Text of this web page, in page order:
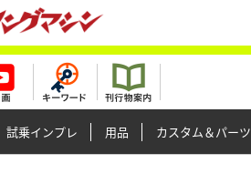
試乗インプレ 用品 カスタム＆パーツ